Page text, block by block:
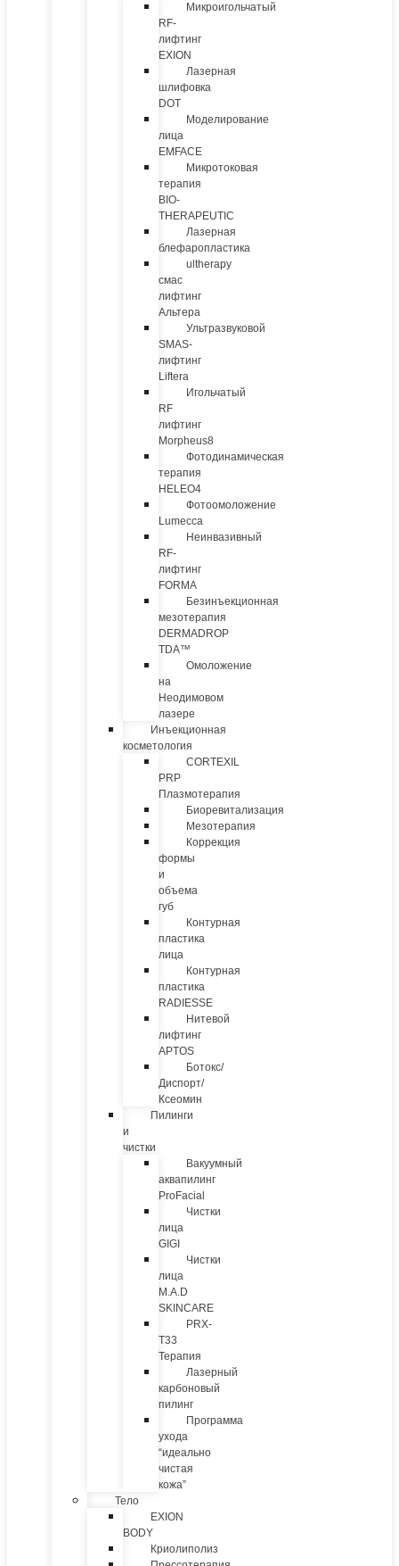
Микроигольчатый
RF-
лифтинг
EXION
Лазерная
шлифовка
DOT
Моделирование
лица
EMFACE
Микротоковая
терапия
BIO-
THERAPEUTIC
Лазерная
блефаропластика
ultherapy
смас
лифтинг
Альтера
Ультразвуковой
SMAS-
лифтинг
Liftera
Игольчатый
RF
лифтинг
Morpheus8
Фотодинамическая
терапия
HELEO4
Фотоомоложение
Lumecca
Неинвазивный
RF-
лифтинг
FORMA
Безинъекционная
мезотерапия
DERMADROP
TDA™
Омоложение
на
Неодимовом
лазере
Инъекционная
косметология
CORTEXIL
PRP
Плазмотерапия
Биоревитализация
Мезотерапия
Коррекция
формы
и
объема
губ
Контурная
пластика
лица
Контурная
пластика
RADIESSE
Нитевой
лифтинг
APTOS
Ботокс/
Диспорт/
Ксеомин
Пилинги
и
чистки
Вакуумный
аквапилинг
ProFacial
Чистки
лица
GIGI
Чистки
лица
M.A.D
SKINCARE
PRX-
T33
Терапия
Лазерный
карбоновый
пилинг
Программа
ухода
“идеально
чистая
кожа”
Тело
EXION
BODY
Криолиполиз